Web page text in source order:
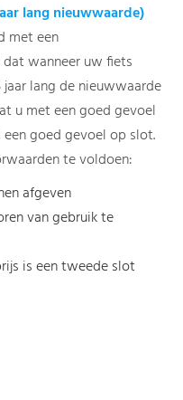
lang nieuwwaarde)
met een
wanneer uw fiets
lang de nieuwwaarde
u met een goed gevoel
goed gevoel op slot.
te voldoen:
afgeven
van gebruik te
is een tweede slot